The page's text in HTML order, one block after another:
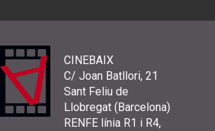
CINEBAIX
C/ Joan Batllori, 21
Sant Feliu de
Llobregat (Barcelona)
RENFE línia R1 i R4,